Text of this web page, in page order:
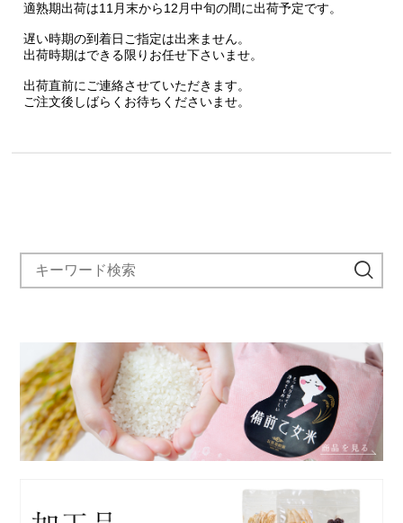
適熟期出荷は11月末から12月中旬の間に出荷予定です。
遅い時期の到着日ご指定は出来ません。
出荷時期はできる限りお任せ下さいませ。
出荷直前にご連絡させていただきます。
ご注文後しばらくお待ちくださいませ。